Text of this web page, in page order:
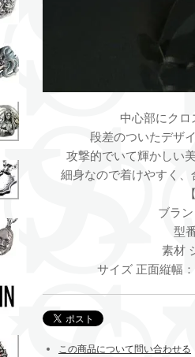
中心部にク
段差のついたデザ
攻撃的でいて輝かしい
細身なので着けやすく
ブラ
型
素材
サイズ 正面縦幅
この商品について問い合わせる